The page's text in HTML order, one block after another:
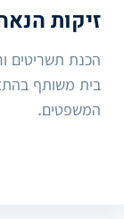
זיקות
הכנת תשריטים
בית משותף
המשפטים.